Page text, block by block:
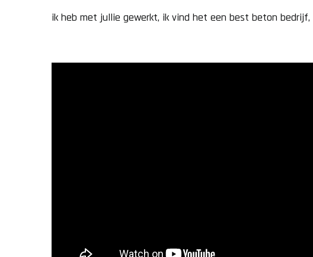
ik heb met jullie gewerkt, ik vind het een best beton